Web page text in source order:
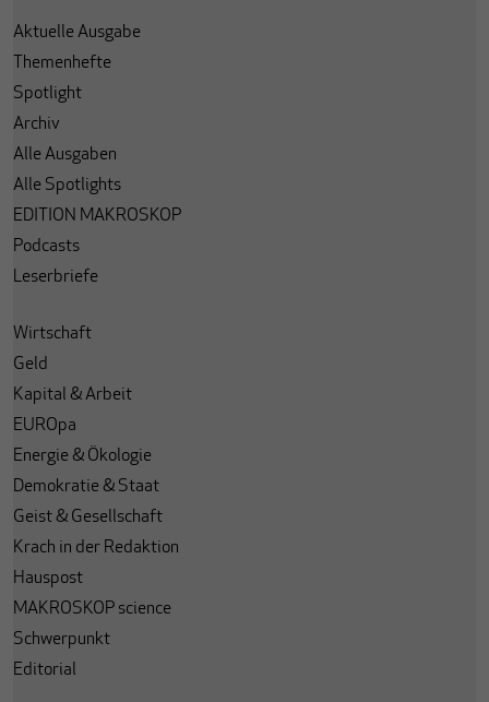
Aktuelle Ausgabe
Themenhefte
Spotlight
Archiv
Alle Ausgaben
Alle Spotlights
EDITION MAKROSKOP
Podcasts
Leserbriefe
Wirtschaft
Geld
Kapital & Arbeit
EUROpa
Energie & Ökologie
Demokratie & Staat
Geist & Gesellschaft
Krach in der Redaktion
Hauspost
MAKROSKOP science
Schwerpunkt
Editorial